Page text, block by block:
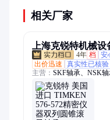
相关厂家
上海克锐特机械设
4年 档 安
出价迅速
真实性已核验
主营： SKF轴承、NSK
承、INA轴承、TIMKEN
承、LYC轴承、UBC轴
本NTN薄壁轴承、轴承
原装NTN正品轴承、不